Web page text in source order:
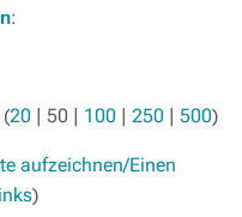
:
(20 | 50 | 100 | 250 | 500)
aufzeichnen/Einen
)